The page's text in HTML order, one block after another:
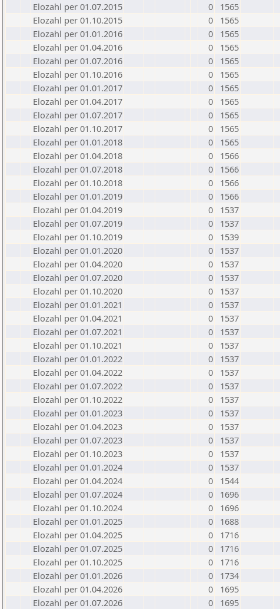
Elozahl per 01.07.2015
0
1565
Elozahl per 01.10.2015
0
1565
Elozahl per 01.01.2016
0
1565
Elozahl per 01.04.2016
0
1565
Elozahl per 01.07.2016
0
1565
Elozahl per 01.10.2016
0
1565
Elozahl per 01.01.2017
0
1565
Elozahl per 01.04.2017
0
1565
Elozahl per 01.07.2017
0
1565
Elozahl per 01.10.2017
0
1565
Elozahl per 01.01.2018
0
1565
Elozahl per 01.04.2018
0
1566
Elozahl per 01.07.2018
0
1566
Elozahl per 01.10.2018
0
1566
Elozahl per 01.01.2019
0
1566
Elozahl per 01.04.2019
0
1537
Elozahl per 01.07.2019
0
1537
Elozahl per 01.10.2019
0
1539
Elozahl per 01.01.2020
0
1537
Elozahl per 01.04.2020
0
1537
Elozahl per 01.07.2020
0
1537
Elozahl per 01.10.2020
0
1537
Elozahl per 01.01.2021
0
1537
Elozahl per 01.04.2021
0
1537
Elozahl per 01.07.2021
0
1537
Elozahl per 01.10.2021
0
1537
Elozahl per 01.01.2022
0
1537
Elozahl per 01.04.2022
0
1537
Elozahl per 01.07.2022
0
1537
Elozahl per 01.10.2022
0
1537
Elozahl per 01.01.2023
0
1537
Elozahl per 01.04.2023
0
1537
Elozahl per 01.07.2023
0
1537
Elozahl per 01.10.2023
0
1537
Elozahl per 01.01.2024
0
1537
Elozahl per 01.04.2024
0
1544
Elozahl per 01.07.2024
0
1696
Elozahl per 01.10.2024
0
1696
Elozahl per 01.01.2025
0
1688
Elozahl per 01.04.2025
0
1716
Elozahl per 01.07.2025
0
1716
Elozahl per 01.10.2025
0
1716
Elozahl per 01.01.2026
0
1734
Elozahl per 01.04.2026
0
1695
Elozahl per 01.07.2026
0 1695